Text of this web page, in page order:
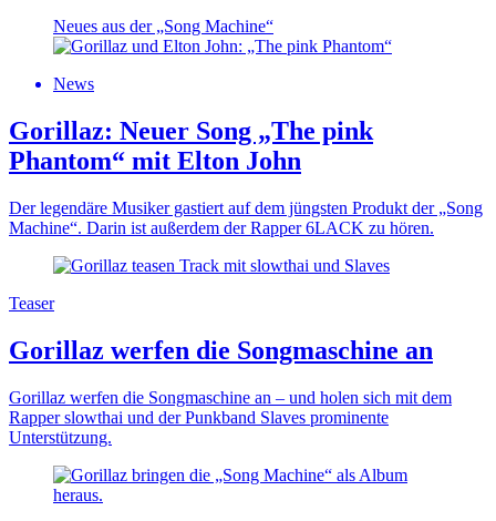
Neues aus der „Song Machine“
News
Gorillaz: Neuer Song „The pink
Phantom“ mit Elton John
Der legendäre Musiker gastiert auf dem jüngsten Produkt der „Song
Machine“. Darin ist außerdem der Rapper 6LACK zu hören.
Teaser
Gorillaz werfen die Songmaschine an
Gorillaz werfen die Songmaschine an – und holen sich mit dem
Rapper slowthai und der Punkband Slaves prominente
Unterstützung.